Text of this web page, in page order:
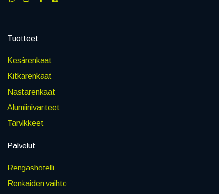
Tuotteet
Kesärenkaat
Kitkarenkaat
Nastarenkaat
Alumiinivanteet
Tarvikkeet
Palvelut
Rengashotelli
Renkaiden vaihto